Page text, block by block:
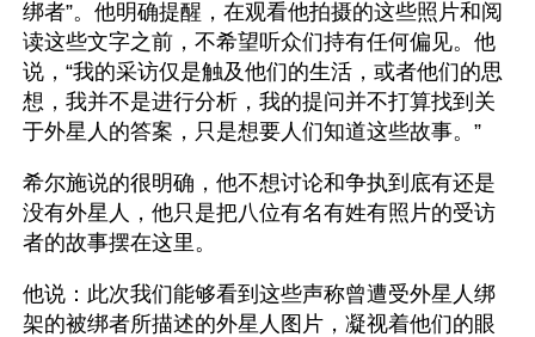
绑者”。他明确提醒，在观看他拍摄的这些照片和阅
读这些文字之前，不希望听众们持有任何偏见。他
说，“我的采访仅是触及他们的生活，或者他们的思
想，我并不是进行分析，我的提问并不打算找到关
于外星人的答案，只是想要人们知道这些故事。”
希尔施说的很明确，他不想讨论和争执到底有还是
没有外星人，他只是把八位有名有姓有照片的受访
者的故事摆在这里。
他说：此次我们能够看到这些声称曾遭受外星人绑
架的被绑者所描述的外星人图片，凝视着他们的眼